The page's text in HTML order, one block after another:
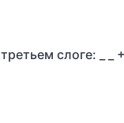
слоге: _ _ + |